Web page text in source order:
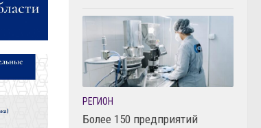
РЕГИОН
Более 150 предприятий